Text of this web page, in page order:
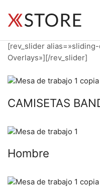
[rev_slider
Overlays»][/rev_slider]
CAMISETAS
Hombre